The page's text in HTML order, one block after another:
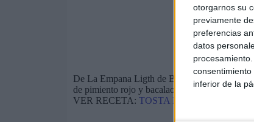
otorgarnos su
previamente
preferencias
datos
inferior de la
De La Empana Ligth de Bego hemos
de pimiento rojo y bacalao.
VER RECETA: TOSTA DE PIMIENTO